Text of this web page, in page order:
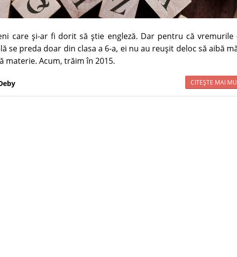
care şi-ar fi dorit să ştie engleză. Dar pentru că vremurile
se preda doar din clasa a 6-a, ei nu au reuşit deloc să aibă
materie. Acum, trăim în 2015.
CITEŞTE MAI